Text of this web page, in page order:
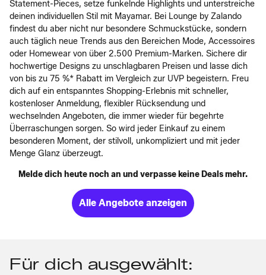
Statement-Pieces, setze funkelnde Highlights und unterstreiche
deinen individuellen Stil mit Mayamar. Bei Lounge by Zalando
findest du aber nicht nur besondere Schmuckstücke, sondern
auch täglich neue Trends aus den Bereichen Mode, Accessoires
oder Homewear von über 2.500 Premium-Marken. Sichere dir
hochwertige Designs zu unschlagbaren Preisen und lasse dich
von bis zu 75 %* Rabatt im Vergleich zur UVP begeistern. Freu
dich auf ein entspanntes Shopping-Erlebnis mit schneller,
kostenloser Anmeldung, flexibler Rücksendung und
wechselnden Angeboten, die immer wieder für begehrte
Überraschungen sorgen. So wird jeder Einkauf zu einem
besonderen Moment, der stilvoll, unkompliziert und mit jeder
Menge Glanz überzeugt.
Melde dich heute noch an und verpasse keine Deals mehr.
Alle Angebote anzeigen
Für dich ausgewählt: